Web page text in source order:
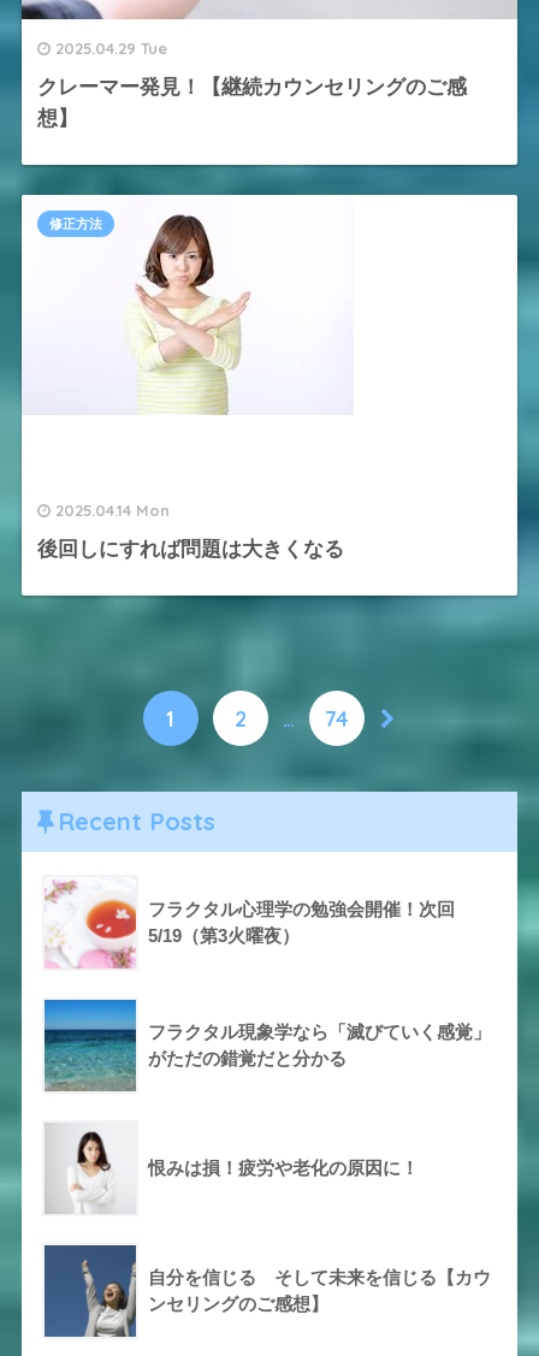
2025.04.29 Tue
クレーマー発見！【継続カウンセリングのご感
想】
2025.04.14 Mon
後回しにすれば問題は大きくなる
修正方法
1 2 … 74
Recent Posts
フラクタル心理学の勉強会開催！次回
5/19（第3火曜夜）
フラクタル現象学なら「滅びていく感覚」
がただの錯覚だと分かる
恨みは損！疲労や老化の原因に！
自分を信じる そして未来を信じる【カウ
ンセリングのご感想】